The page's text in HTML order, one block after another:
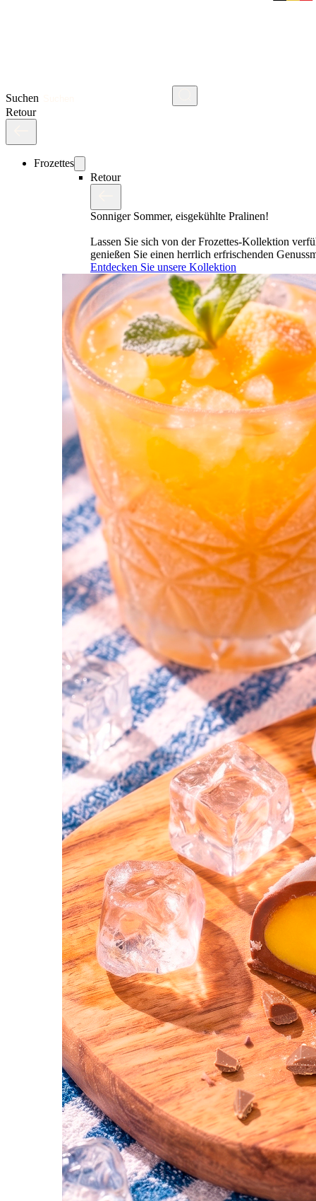
Suchen
Retour
Frozettes
Retour
Sonniger Sommer, eisgekühlte Pralinen!
Lassen Sie sich von der Frozettes-Kollektion
genießen Sie einen herrlich erfrischenden
Entdecken Sie unsere Kollektion